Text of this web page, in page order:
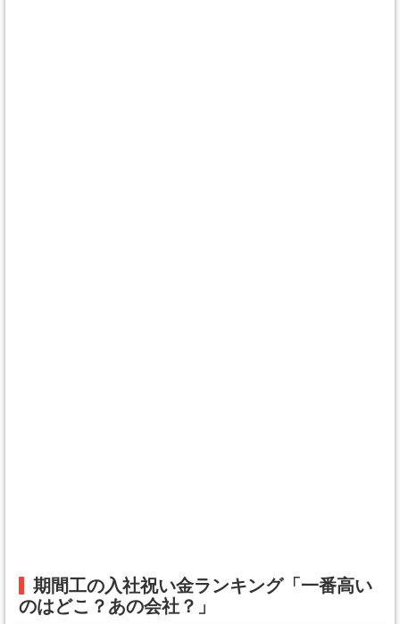
期間工の入社祝い金ランキング「一番高い
のはどこ？あの会社？」